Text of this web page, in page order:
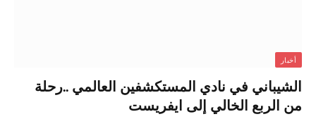
أخبار
الشيباني في نادي المستكشفين العالمي ..رحلة
من الربع الخالي إلى ايفريست